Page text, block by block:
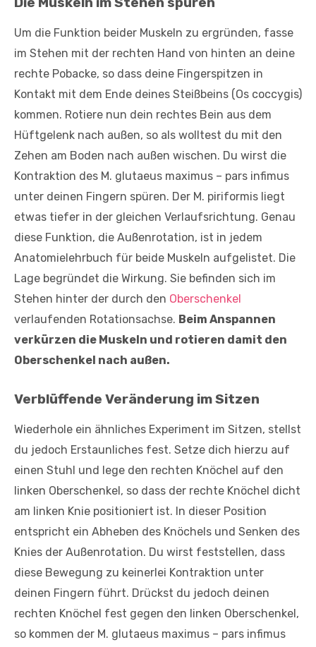
Um die Funktion beider Muskeln zu ergründen, fasse
im Stehen mit der rechten Hand von hinten an deine
rechte Pobacke, so dass deine Fingerspitzen in
Kontakt mit dem Ende deines Steißbeins (Os coccygis)
kommen. Rotiere nun dein rechtes Bein aus dem
Hüftgelenk nach außen, so als wolltest du mit den
Zehen am Boden nach außen wischen. Du wirst die
Kontraktion des M. glutaeus maximus – pars infimus
unter deinen Fingern spüren. Der M. piriformis liegt
etwas tiefer in der gleichen Verlaufsrichtung. Genau
diese Funktion, die Außenrotation, ist in jedem
Anatomielehrbuch für beide Muskeln aufgelistet. Die
Lage begründet die Wirkung. Sie befinden sich im
Stehen hinter der durch den Oberschenkel
verlaufenden Rotationsachse. Beim Anspannen
verkürzen die Muskeln und rotieren damit den
Oberschenkel nach außen.
Verblüffende Veränderung im Sitzen
Wiederhole ein ähnliches Experiment im Sitzen, stellst
du jedoch Erstaunliches fest. Setze dich hierzu auf
einen Stuhl und lege den rechten Knöchel auf den
linken Oberschenkel, so dass der rechte Knöchel dicht
am linken Knie positioniert ist. In dieser Position
entspricht ein Abheben des Knöchels und Senken des
Knies der Außenrotation. Du wirst feststellen, dass
diese Bewegung zu keinerlei Kontraktion unter
deinen Fingern führt. Drückst du jedoch deinen
rechten Knöchel fest gegen den linken Oberschenkel,
so kommen der M. glutaeus maximus – pars infimus